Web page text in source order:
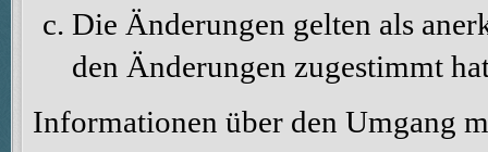
Die Änderungen gelten als
den Änderungen zugestimmt
Informationen über den Umgang